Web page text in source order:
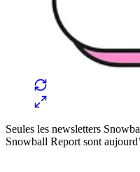
Seules les newsletters
Snowball Report sont